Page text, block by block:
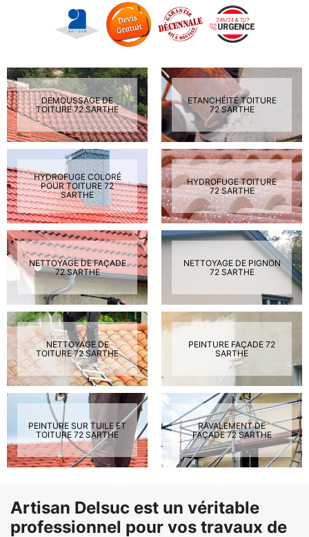
DEMOUSSAGE DE
TOITURE 72 SARTHE
ETANCHÉITÉ TOITURE
72 SARTHE
HYDROFUGE COLORÉ
POUR TOITURE 72
SARTHE
HYDROFUGE TOITURE
72 SARTHE
NETTOYAGE DE FAÇADE
72 SARTHE
NETTOYAGE DE PIGNON
72 SARTHE
NETTOYAGE DE
TOITURE 72 SARTHE
PEINTURE FAÇADE 72
SARTHE
PEINTURE SUR TUILE ET
TOITURE 72 SARTHE
RAVALEMENT DE
FAÇADE 72 SARTHE
Artisan Delsuc est un véritable
professionnel pour vos travaux de